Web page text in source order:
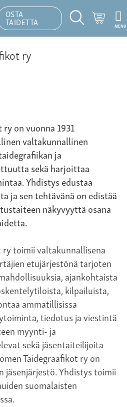
OSTA
TAIDETTA
Hakutoiminto
MENU
ry
on vuonna 1931
valtakunnallinen
ja
sekä harjoittaa
Yhdistys edustaa
ja sen tehtävänä on edistää
näkyvyyttä osana
ry toimii valtakunnallisena
etujärjestönä tarjoten
ajankohtaista
kilpailuista,
ammatillisissa
tiedotus ja viestintä
myynti- ja
sekä jäsentaiteilijoita
Taidegraafikot ry on
jäsenjärjestö. Yhdistys toimii
suomalaisten